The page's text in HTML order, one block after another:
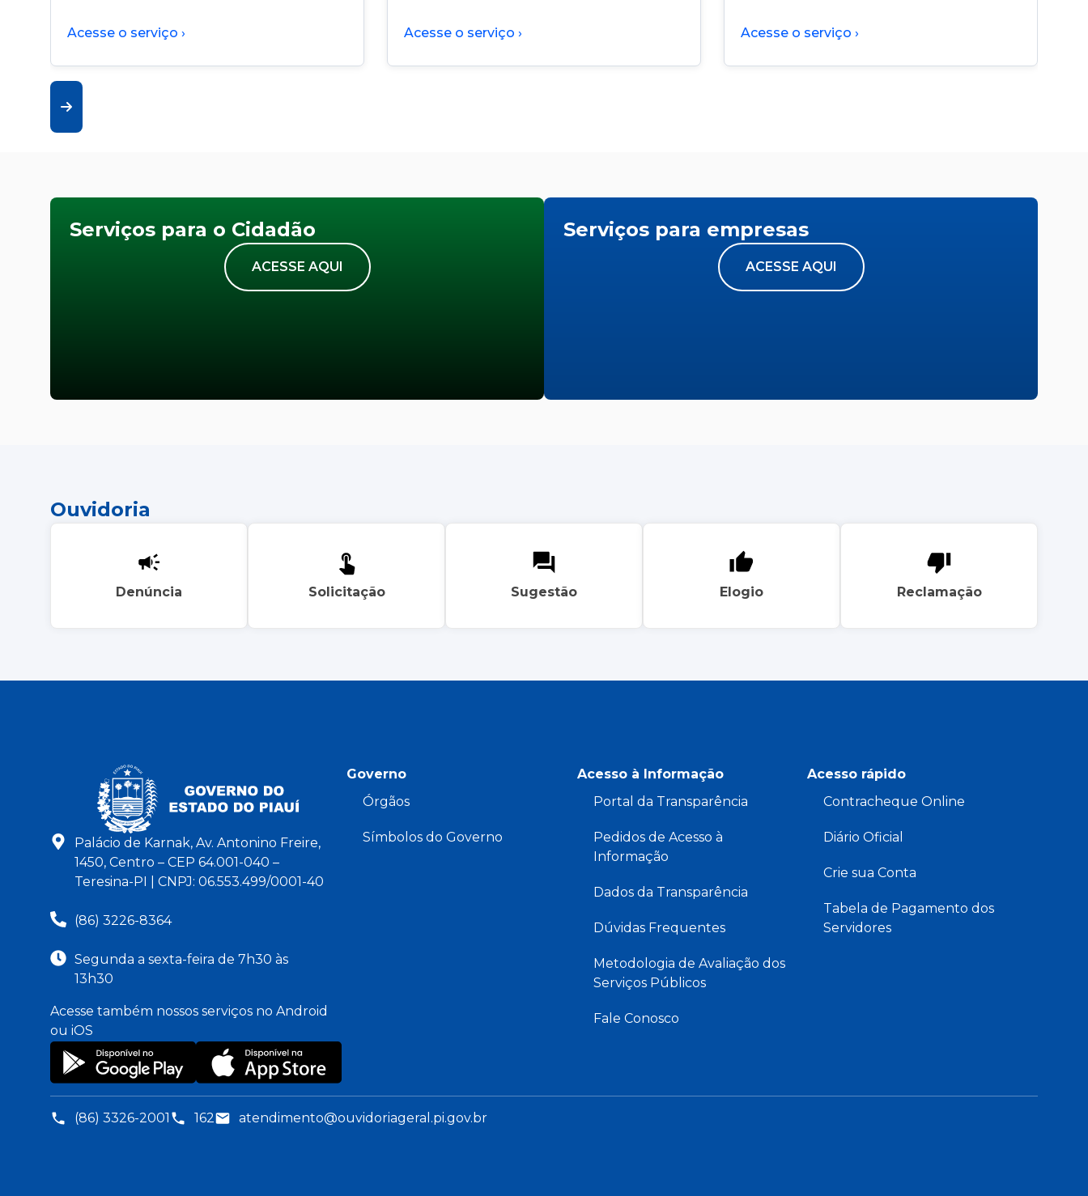
Acesse o serviço › Acesse o serviço › Acesse o serviço ›
Serviços para o Cidadão
ACESSE AQUI
Serviços para empresas
ACESSE AQUI
Ouvidoria
Denúncia Solicitação Sugestão Elogio Reclamação
Palácio de Karnak, Av. Antonino Freire,
1450, Centro – CEP 64.001-040 –
Teresina-PI | CNPJ: 06.553.499/0001-40
(86) 3226-8364
Segunda a sexta-feira de 7h30 às
13h30
Acesse também nossos serviços no Android
ou iOS
Governo
Órgãos
Símbolos do Governo
Acesso à Informação
Portal da Transparência
Pedidos de Acesso à
Informação
Dados da Transparência
Dúvidas Frequentes
Metodologia de Avaliação dos
Serviços Públicos
Fale Conosco
Acesso rápido
Contracheque Online
Diário Oficial
Crie sua Conta
Tabela de Pagamento dos
Servidores
(86) 3326-2001 162 atendimento@ouvidoriageral.pi.gov.br